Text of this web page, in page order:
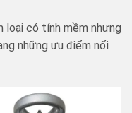
loại có tính mềm nhưng
những ưu điểm nổi